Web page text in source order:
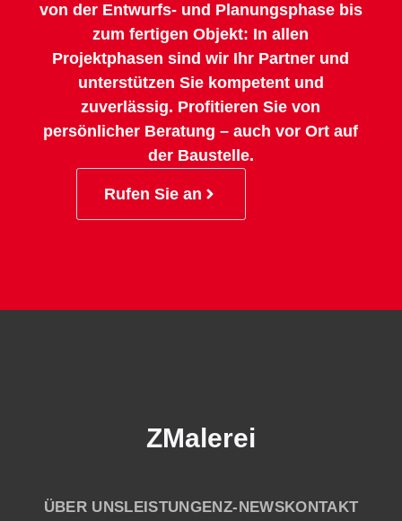
von der Entwurfs- und Planungsphase bis
zum fertigen Objekt: In allen
Projektphasen sind wir Ihr Partner und
unterstützen Sie kompetent und
zuverlässig. Profitieren Sie von
persönlicher Beratung – auch vor Ort auf
der Baustelle.
Rufen Sie an
ZMalerei
ÜBER UNSLEISTUNGEN Z-NEWSKONTAKT